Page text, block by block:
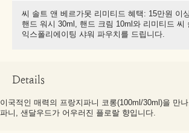
씨 솔트 앤 베르가못 리미티드 혜택: 15만원 이
핸드 워시 30ml, 핸드 크림 10ml와 리미티드 씨
익스폴리에이팅 샤워 파우치를 드립니다.
Details
이국적인 매력의 프랑지파니 코롱(100ml/30ml)을 만
파니, 샌달우드가 어우러진 플로랄 향입니다.